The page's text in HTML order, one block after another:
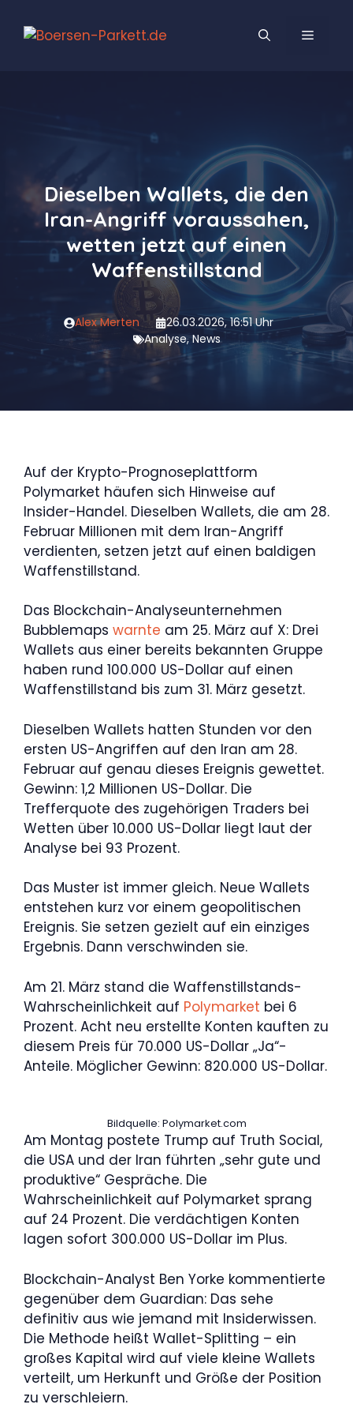
Inhalt
MENÜ
Dieselben Wallets, die den
Iran-Angriff voraussahen,
wetten jetzt auf einen
Waffenstillstand
Alex Merten
26.03.2026, 16:51 Uhr
Analyse,News
Auf der Krypto-Prognoseplattform
Polymarket häufen sich Hinweise auf
Insider-Handel. Dieselben Wallets, die am 28.
Februar Millionen mit dem Iran-Angriff
verdienten, setzen jetzt auf einen baldigen
Waffenstillstand.
Das Blockchain-Analyseunternehmen
Bubblemaps warnte am 25. März auf X: Drei
Wallets aus einer bereits bekannten Gruppe
haben rund 100.000 US-Dollar auf einen
Waffenstillstand bis zum 31. März gesetzt.
Dieselben Wallets hatten Stunden vor den
ersten US-Angriffen auf den Iran am 28.
Februar auf genau dieses Ereignis gewettet.
Gewinn: 1,2 Millionen US-Dollar. Die
Trefferquote des zugehörigen Traders bei
Wetten über 10.000 US-Dollar liegt laut der
Analyse bei 93 Prozent.
Das Muster ist immer gleich. Neue Wallets
entstehen kurz vor einem geopolitischen
Ereignis. Sie setzen gezielt auf ein einziges
Ergebnis. Dann verschwinden sie.
Am 21. März stand die Waffenstillstands-
Wahrscheinlichkeit auf Polymarket bei 6
Prozent. Acht neu erstellte Konten kauften zu
diesem Preis für 70.000 US-Dollar „Ja“-
Anteile. Möglicher Gewinn: 820.000 US-Dollar.
Bildquelle: Polymarket.com
Am Montag postete Trump auf Truth Social,
die USA und der Iran führten „sehr gute und
produktive“ Gespräche. Die
Wahrscheinlichkeit auf Polymarket sprang
auf 24 Prozent. Die verdächtigen Konten
lagen sofort 300.000 US-Dollar im Plus.
Blockchain-Analyst Ben Yorke kommentierte
gegenüber dem Guardian: Das sehe
definitiv aus wie jemand mit Insiderwissen.
Die Methode heißt Wallet-Splitting – ein
großes Kapital wird auf viele kleine Wallets
verteilt, um Herkunft und Größe der Position
zu verschleiern.